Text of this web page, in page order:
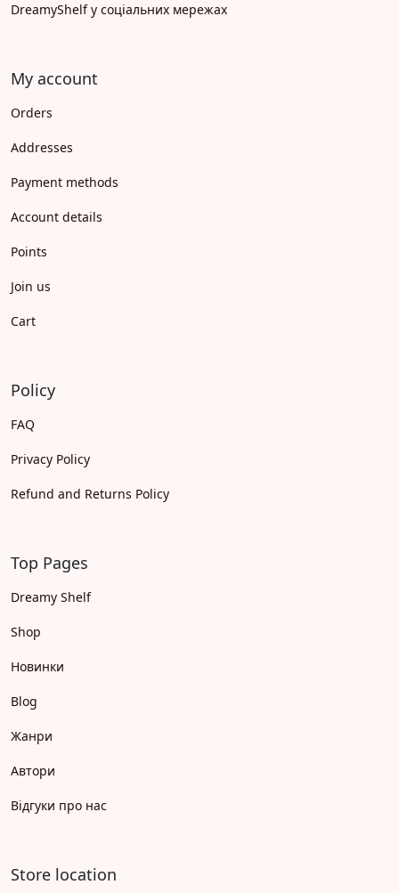
DreamyShelf у соціальних мережах
My account
Orders
Addresses
Payment methods
Account details
Points
Join us
Cart
Policy
FAQ
Privacy Policy
Refund and Returns Policy
Top Pages
Dreamy Shelf
Shop
Новинки
Blog
Жанри
Автори
Відгуки про нас
Store location